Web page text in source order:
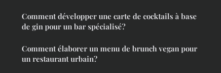
Comment développer une carte de cocktails à base
de gin pour un bar spécialisé?
Comment élaborer un menu de brunch vegan pour
un restaurant urbain?